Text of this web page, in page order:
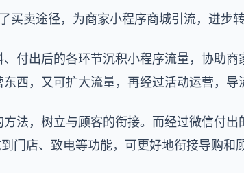
买卖途径，为商家小程序商城引流，进步
付出后的各环节沉积小程序流量，协助
西，又可扩大流量，再经过活动运营，导
法，树立与顾客的衔接。而经过微信付
门店、致电等功能，可更好地衔接导购和